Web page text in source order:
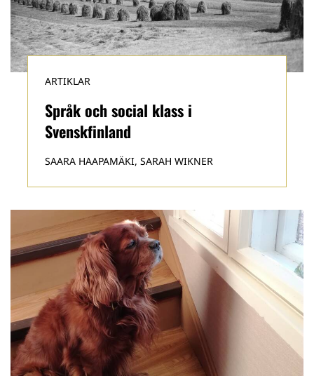
Språk och social klass i
Svenskfinland
ARTIKLAR
SAARA HAAPAMÄKI, SARAH WIKNER